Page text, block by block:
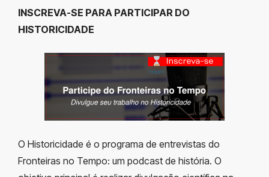
INSCREVA-SE PARA PARTICIPAR DO
HISTORICIDADE
O Historicidade é o programa de entrevistas do
Fronteiras no Tempo: um podcast de história. O